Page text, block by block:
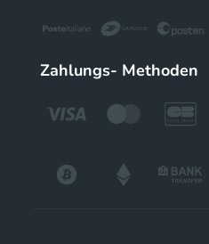
Zahlungs- Methoden